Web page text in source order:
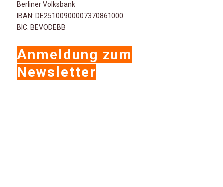
Berliner Volksbank
IBAN: DE25100900007370861000
BIC: BEVODEBB
Anmeldung zum
Newsletter